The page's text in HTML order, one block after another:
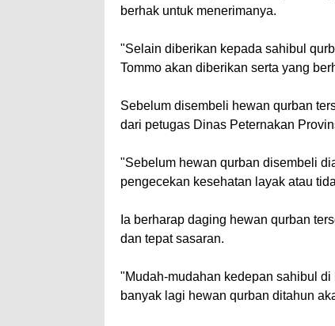
berhak untuk menerimanya.
"Selain diberikan kepada sahibul
Tommo akan diberikan serta yang
Sebelum disembeli hewan qurban
dari petugas Dinas Peternakan
"Sebelum hewan qurban disembeli
pengecekan kesehatan layak atau
Ia berharap daging hewan qurban
dan tepat sasaran.
"Mudah-mudahan kedepan sahibul
banyak lagi hewan qurban ditahun